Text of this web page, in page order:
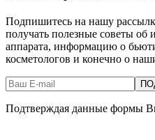
Подпишитесь на нашу
получать полезные советы об
аппарата, информацию о
косметологов и конечно о
Подтверждая данные формы